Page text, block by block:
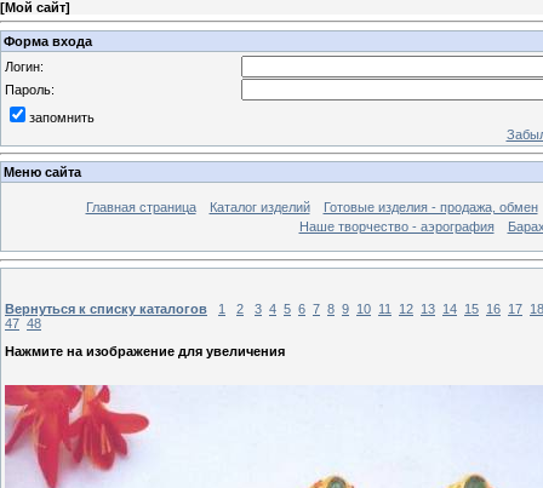
[Мой сайт]
Форма входа
Логин:
Пароль:
запомнить
Меню сайта
Главная страница Каталог изделий
Готовые изделия - продажа, обмен
Наше творчество - аэрография
Вернуться к списку каталогов 1 2 3 4 5 6 7 8 9 10 11 12 13 14 15 16 17 18
47 48
Нажмите на изображение для увеличения